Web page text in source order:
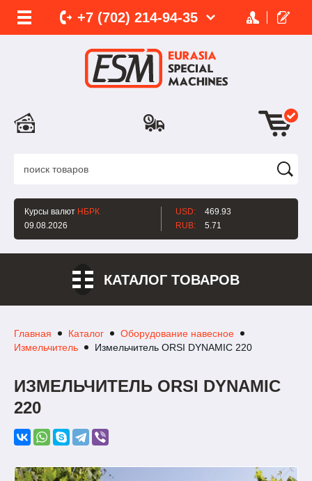
+7 (702) 214-94-35
Курсы валют НБРК
09.08.2026
USD:
469.93
RUB:
5.71
КАТАЛОГ ТОВАРОВ
Главная Каталог
Оборудование навесное
Измельчитель
Измельчитель ORSI DYNAMIC 220
ИЗМЕЛЬЧИТЕЛЬ ORSI DYNAMIC
220